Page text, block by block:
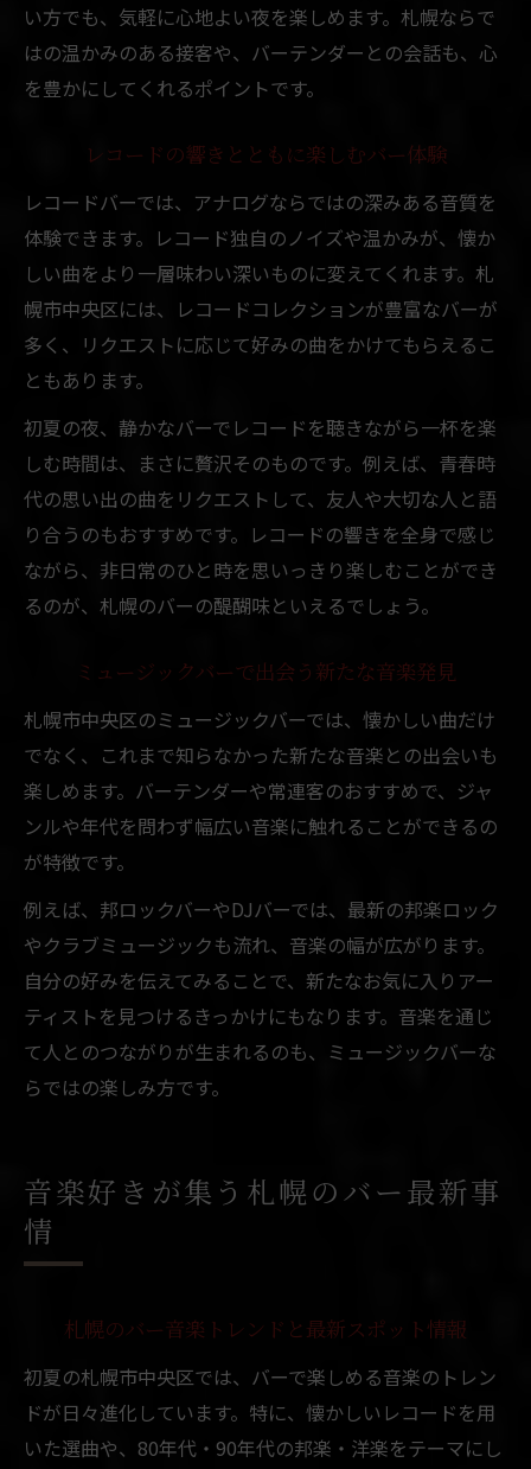
い方でも、気軽に心地よい夜を楽しめます。札幌ならで
はの温かみのある接客や、バーテンダーとの会話も、心
を豊かにしてくれるポイントです。
レコードの響きとともに楽しむバー体験
レコードバーでは、アナログならではの深みある音質を
体験できます。レコード独自のノイズや温かみが、懐か
しい曲をより一層味わい深いものに変えてくれます。札
幌市中央区には、レコードコレクションが豊富なバーが
多く、リクエストに応じて好みの曲をかけてもらえるこ
ともあります。
初夏の夜、静かなバーでレコードを聴きながら一杯を楽
しむ時間は、まさに贅沢そのものです。例えば、青春時
代の思い出の曲をリクエストして、友人や大切な人と語
り合うのもおすすめです。レコードの響きを全身で感じ
ながら、非日常のひと時を思いっきり楽しむことができ
るのが、札幌のバーの醍醐味といえるでしょう。
ミュージックバーで出会う新たな音楽発見
札幌市中央区のミュージックバーでは、懐かしい曲だけ
でなく、これまで知らなかった新たな音楽との出会いも
楽しめます。バーテンダーや常連客のおすすめで、ジャ
ンルや年代を問わず幅広い音楽に触れることができるの
が特徴です。
例えば、邦ロックバーやDJバーでは、最新の邦楽ロック
やクラブミュージックも流れ、音楽の幅が広がります。
自分の好みを伝えてみることで、新たなお気に入りアー
ティストを見つけるきっかけにもなります。音楽を通じ
て人とのつながりが生まれるのも、ミュージックバーな
らではの楽しみ方です。
音楽好きが集う札幌のバー最新事
情
札幌のバー音楽トレンドと最新スポット情報
初夏の札幌市中央区では、バーで楽しめる音楽のトレン
ドが日々進化しています。特に、懐かしいレコードを用
いた選曲や、80年代・90年代の邦楽・洋楽をテーマにし